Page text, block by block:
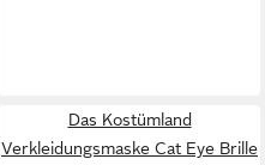
Das Kostümland
Verkleidungsmaske Cat Eye Brille